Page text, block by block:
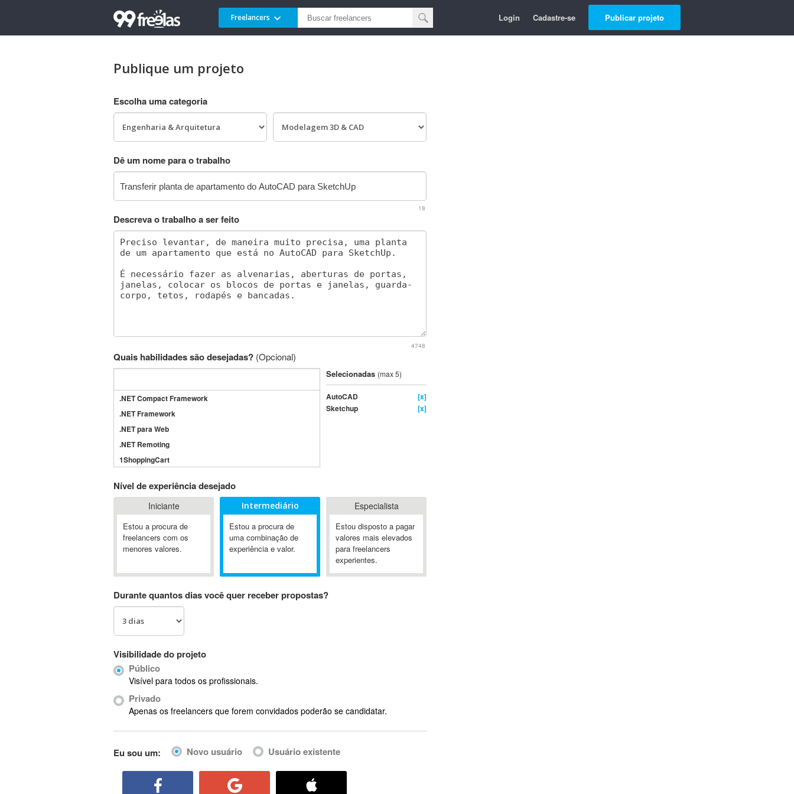
Freelancers Login Cadastre-se Publicar projeto
Publique um projeto
Escolha uma categoria
Dê um nome para o trabalho
18
Descreva o trabalho a ser feito
4748
Quais habilidades são desejadas? (Opcional)
.NET Compact Framework
.NET Framework
.NET para Web
.NET Remoting
1ShoppingCart
3GSM
4D Dimension
802.11
A&P
A-GPS
Ab Initio
ABIS
AbleCommerce
Ableton Live
Abstract Window Toolkit (AWT)
Selecionadas (max 5)
AutoCAD
[x]
Sketchup
[x]
Nível de experiência desejado
Iniciante
Estou a procura de
freelancers com os
menores valores.
Intermediário
Estou a procura de
uma combinação de
experiência e valor.
Especialista
Estou disposto a pagar
valores mais elevados
para freelancers
experientes.
Durante quantos dias você quer receber propostas?
Visibilidade do projeto
Público
Visível para todos os profissionais.
Privado
Apenas os freelancers que forem convidados poderão se candidatar.
Eu sou um: Novo usuário Usuário existente